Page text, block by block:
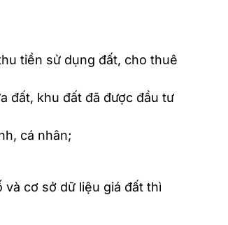
tiền sử dụng đất, cho thuê
đất, khu đất đã được đầu tư
cá nhân;
cơ sở dữ liệu giá đất thì